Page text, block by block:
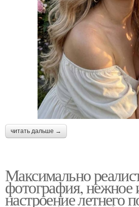
читать дальше →
Максимально
фотография, нежное
настроение летнего